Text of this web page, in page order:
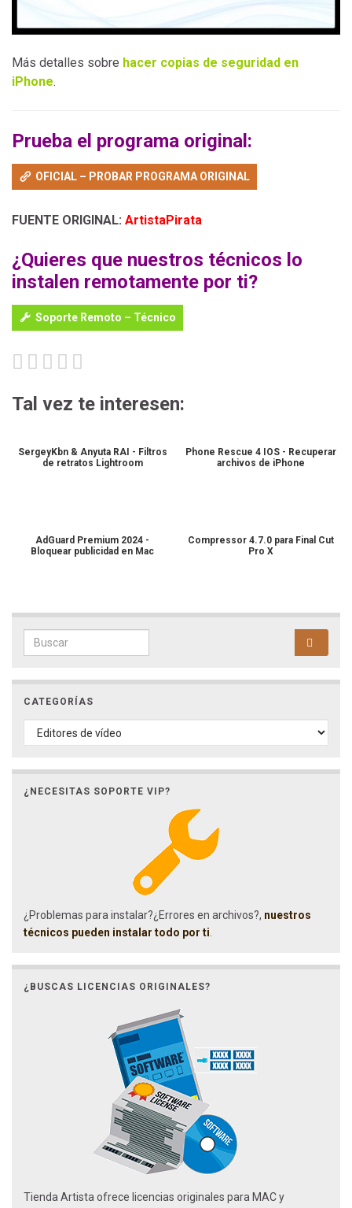
Más detalles sobre hacer copias de seguridad en
iPhone.
Prueba el programa original:
OFICIAL – PROBAR PROGRAMA ORIGINAL
FUENTE ORIGINAL: ArtistaPirata
¿Quieres que nuestros técnicos lo
instalen remotamente por ti?
Soporte Remoto – Técnico
Tal vez te interesen:
SergeyKbn & Anyuta RAI - Filtros
de retratos Lightroom
Phone Rescue 4 IOS - Recuperar
archivos de iPhone
AdGuard Premium 2024 -
Bloquear publicidad en Mac
Compressor 4.7.0 para Final Cut
Pro X
Search for:
CATEGORÍAS
CATEGORÍAS
¿NECESITAS SOPORTE VIP?
¿Problemas para instalar?¿Errores en archivos?, nuestros
técnicos pueden instalar todo por ti
¿BUSCAS LICENCIAS ORIGINALES?
Tienda Artista ofrece licencias originales para MAC y